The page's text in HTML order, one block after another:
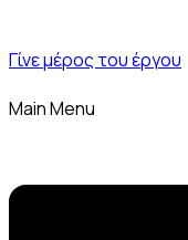
Γίνε μέρος του έργου
Main Menu